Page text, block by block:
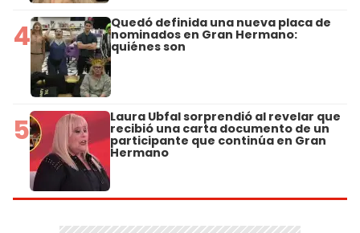
4 Quedó definida una nueva placa de
nominados en Gran Hermano:
quiénes son
5 Laura Ubfal sorprendió al revelar que
recibió una carta documento de un
participante que continúa en Gran
Hermano